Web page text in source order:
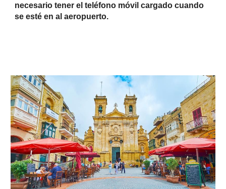
necesario tener el teléfono móvil cargado cuando
se esté en al aeropuerto.